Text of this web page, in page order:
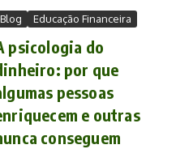
Blog Educação Financeira
psicologia do
por que
pessoas
e outras
conseguem